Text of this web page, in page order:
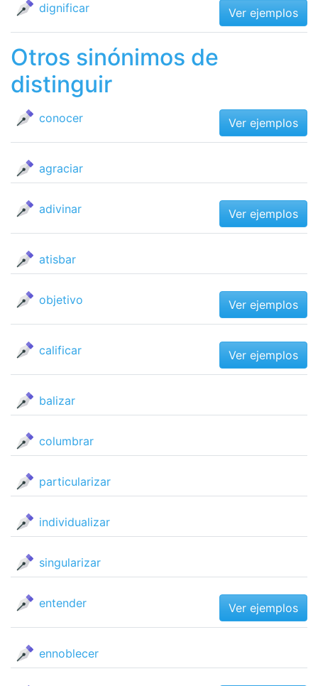
dignificar Ver ejemplos
Otros sinónimos de
distinguir
conocer Ver ejemplos
agraciar
adivinar Ver ejemplos
atisbar
objetivo Ver ejemplos
calificar Ver ejemplos
balizar
columbrar
particularizar
individualizar
singularizar
entender Ver ejemplos
ennoblecer